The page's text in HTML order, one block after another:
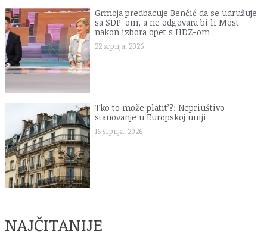
Grmoja predbacuje Benčić da se udružuje
sa SDP-om, a ne odgovara bi li Most
nakon izbora opet s HDZ-om
22 srpnja, 2026
Tko to može platit’?: Nepriuštivo
stanovanje u Europskoj uniji
16 srpnja, 2026
NAJČITANIJE